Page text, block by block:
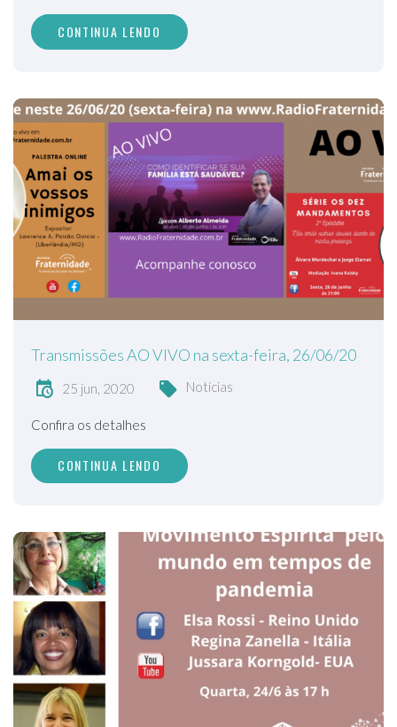
CONTINUA LENDO
Transmissões AO VIVO na sexta-feira, 26/06/20
25 jun, 2020 Notícias
Confira os detalhes
CONTINUA LENDO